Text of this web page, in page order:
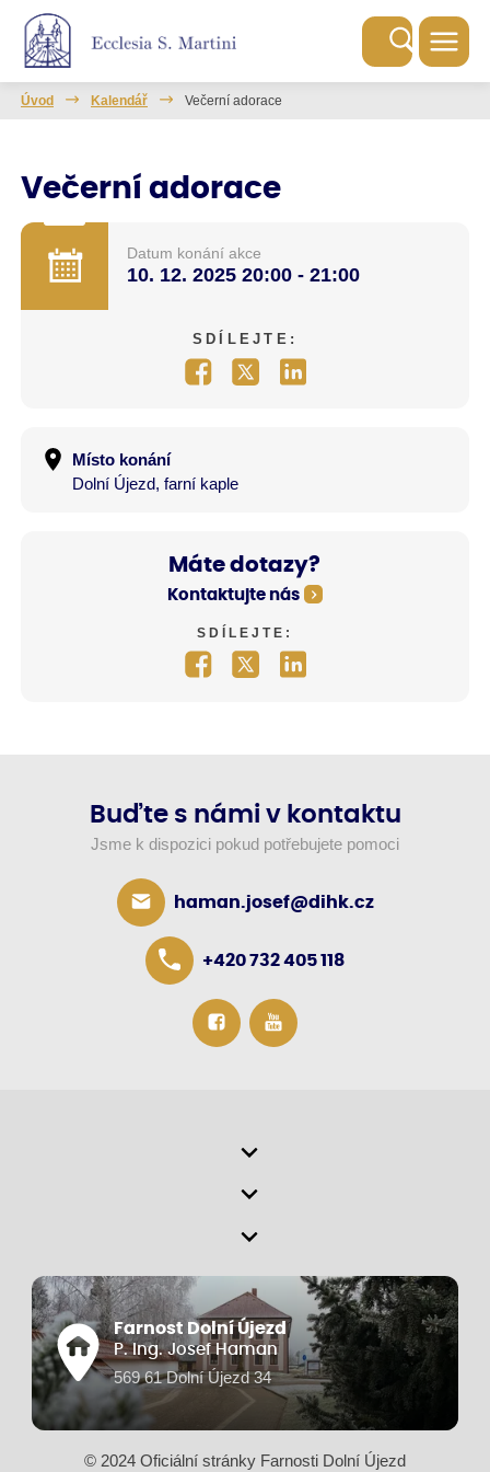
Úvod Kalendář Večerní adorace
Večerní adorace
Datum konání akce
10. 12. 2025 20:00 - 21:00
SDÍLEJTE:
Místo konání
Dolní Újezd, farní kaple
Máte dotazy?
Kontaktujte nás
SDÍLEJTE:
Buďte s námi v kontaktu
Jsme k dispozici pokud potřebujete pomoci
haman.josef@dihk.cz
+420 732 405 118
Farnost Dolní Újezd
P. Ing. Josef Haman
569 61 Dolní Újezd 34
© 2024 Oficiální stránky Farnosti Dolní Újezd